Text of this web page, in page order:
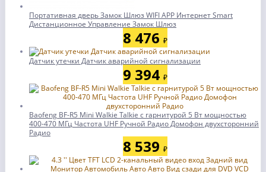
Портативная дверь Замок Шлюз WIFI APP Интернет Smart
Дистанционное Управление Замок Шлюз
8 476 ₽
Датчик утечки Датчик аварийной сигнализации
9 394 ₽
Baofeng BF-R5 Mini Walkie Talkie с гарнитурой 5 Вт мощностью
400-470 МГц Частота UHF Ручной Радио Домофон двухсторонний
Радио
8 539 ₽